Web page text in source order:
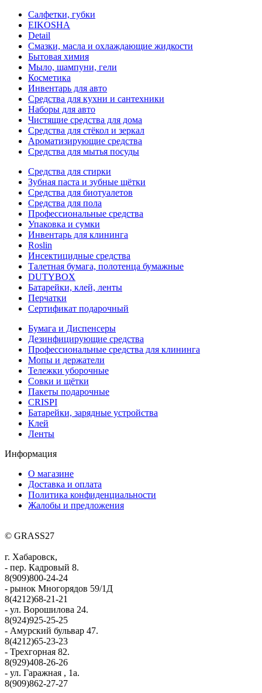
Салфетки, губки
EIKOSHA
Detail
Смазки, масла и охлаждающие жидкости
Бытовая химия
Мыло, шампуни, гели
Косметика
Инвентарь для авто
Средства для кухни и сантехники
Наборы для авто
Чистящие средства для дома
Средства для стёкол и зеркал
Ароматизирующие средства
Средства для мытья посуды
Средства для стирки
Зубная паста и зубные щётки
Средства для биотуалетов
Средства для пола
Профессиональные средства
Упаковка и сумки
Инвентарь для клининга
Roslin
Инсектицидные средства
Талетная бумага, полотенца бумажные
DUTYBOX
Батарейки, клей, ленты
Перчатки
Сертификат подарочный
Бумага и Диспенсеры
Дезинфицирующие средства
Профессиональные средства для клининга
Мопы и держатели
Тележки уборочные
Совки и щётки
Пакеты подарочные
CRISPI
Батарейки, зарядные устройства
Клей
Ленты
Информация
О магазине
Доставка и оплата
Политика конфиденциальности
Жалобы и предложения
© GRASS27
г. Хабаровск,
- пер. Кадровый 8.
8(909)800-24-24
- рынок Многорядов 59/1Д
8(4212)68-21-21
- ул. Ворошилова 24.
8(924)925-25-25
- Амурский бульвар 47.
8(4212)65-23-23
- Трехгорная 82.
8(929)408-26-26
- ул. Гаражная , 1а.
8(909)862-27-27